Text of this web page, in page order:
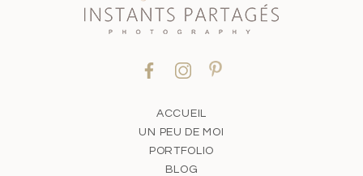
ACCUEIL
UN PEU DE MOI
PORTFOLIO
BLOG